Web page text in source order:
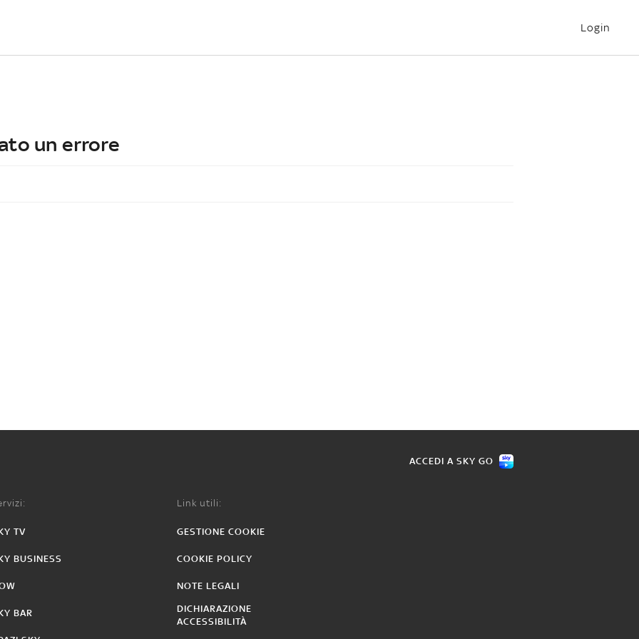
Login
un errore
ACCEDI A SKY GO
TV
BUSINESS
BAR
Link utili:
GESTIONE COOKIE
COOKIE POLICY
NOTE LEGALI
DICHIARAZIONE
ACCESSIBILITÀ